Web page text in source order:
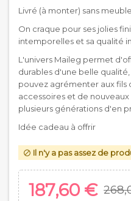
Livré (à monter) sans
On craque pour ses jolies
intemporelles et sa qualité
L'univers Maileg permet
durables d'une belle
pouvez agrémenter aux fils
accessoires et de
plusieurs générations d'en
Idée cadeau à offrir
 Il n'y a pas assez de
187,60 €